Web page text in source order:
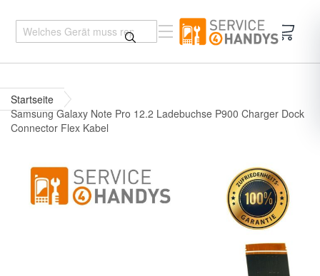
Startseite
Samsung Galaxy Note Pro 12.2 Ladebuchse P900 Charger Dock
Connector Flex Kabel